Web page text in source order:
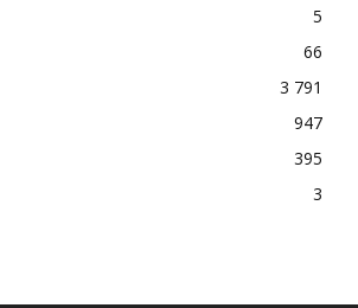
5
66
3 791
947
395
3